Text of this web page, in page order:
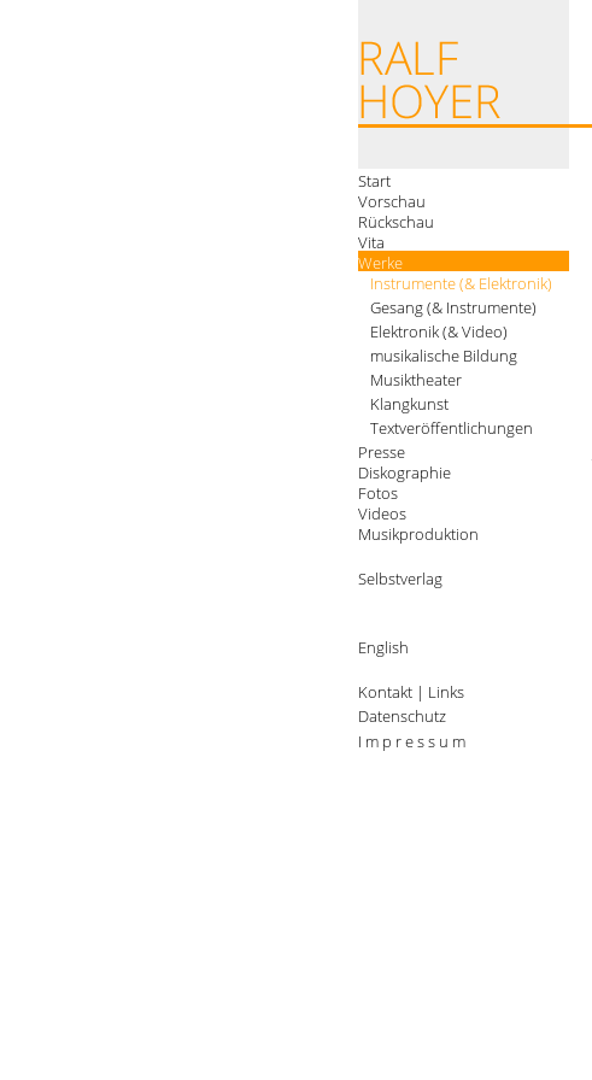
Start
Vorschau
Rückschau
Vita
Werke
Instrumente (& Elektronik)
Gesang (& Instrumente)
Elektronik (& Video)
musikalische Bildung
Musiktheater
Klangkunst
Textveröffentlichungen
Presse
Diskographie
Fotos
Videos
Musikproduktion
Selbstverlag
English
Kontakt | Links
Datenschutz
I m p r e s s u m